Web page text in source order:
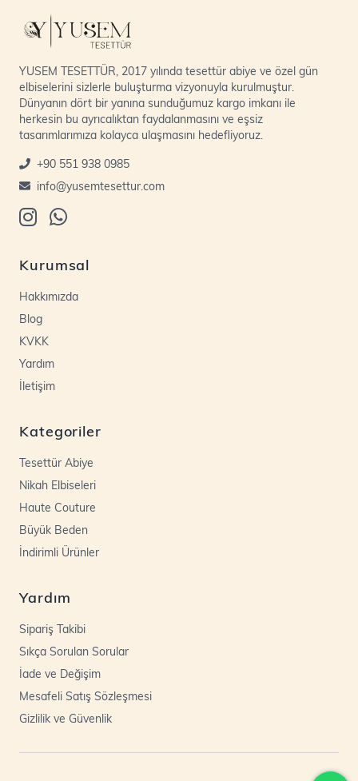
YUSEM TESETTÜR, 2017 yılında tesettür abiye ve özel gün
elbiselerini sizlerle buluşturma vizyonuyla kurulmuştur.
Dünyanın dört bir yanına sunduğumuz kargo imkanı ile
herkesin bu ayrıcalıktan faydalanmasını ve eşsiz
tasarımlarımıza kolayca ulaşmasını hedefliyoruz.
+90 551 938 0985
info@yusemtesettur.com
Kurumsal
Hakkımızda
Blog
KVKK
Yardım
İletişim
Kategoriler
Tesettür Abiye
Nikah Elbiseleri
Haute Couture
Büyük Beden
İndirimli Ürünler
Yardım
Sipariş Takibi
Sıkça Sorulan Sorular
İade ve Değişim
Mesafeli Satış Sözleşmesi
Gizlilik ve Güvenlik